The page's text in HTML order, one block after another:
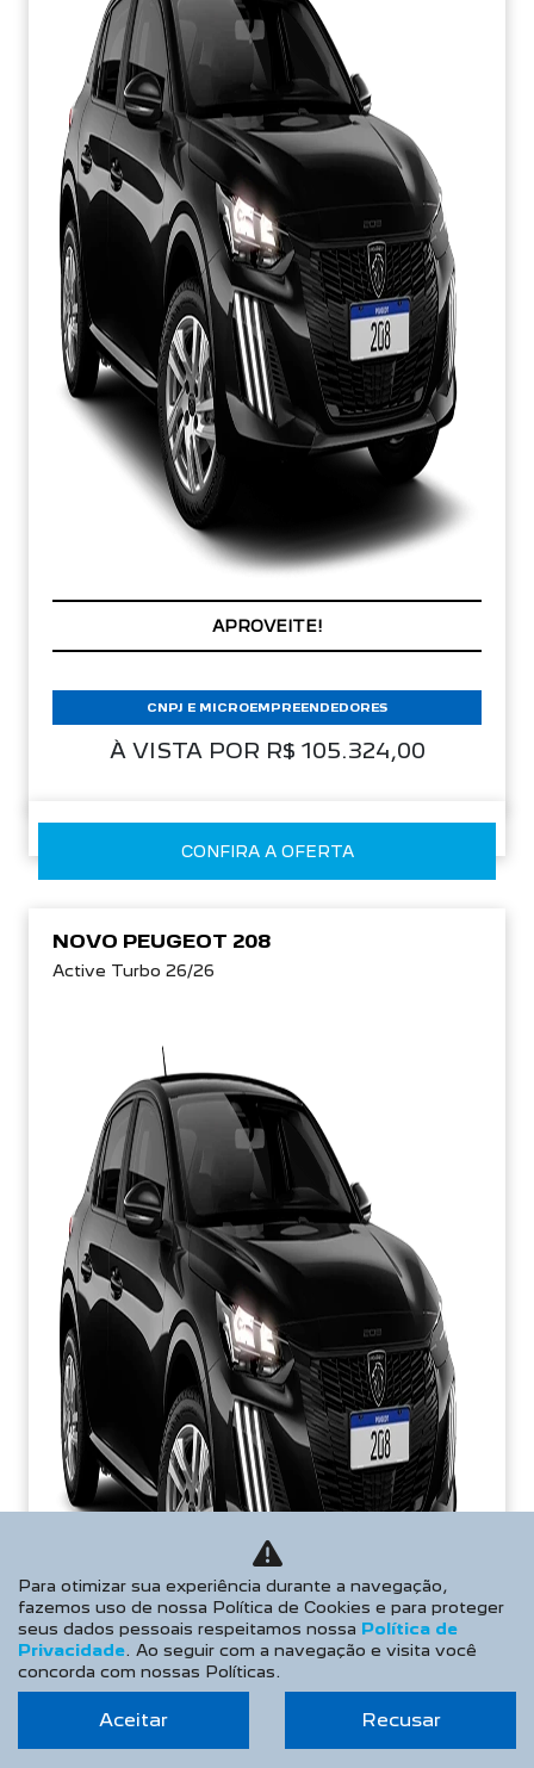
PREÇOS REDUZIDOS
À VISTA POR R$ 105.324,00
CNPJ E MICROEMPREENDEDORES
CONFIRA A OFERTA
NOVO PEUGEOT 208
Active Turbo 26/26
Para otimizar sua experiência durante a navegação,
fazemos uso de nossa Política de Cookies e para proteger
seus dados pessoais respeitamos nossa Política de
Privacidade. Ao seguir com a navegação e visita você
concorda com nossas Políticas.
Aceitar Recusar